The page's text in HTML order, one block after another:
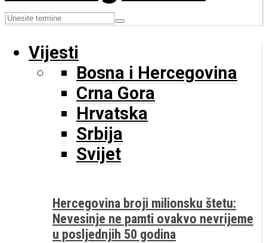
Vijesti
Bosna i Hercegovina
Crna Gora
Hrvatska
Srbija
Svijet
Hercegovina broji milionsku štetu:
Nevesinje ne pamti ovakvo nevrijeme
u posljednjih 50 godina